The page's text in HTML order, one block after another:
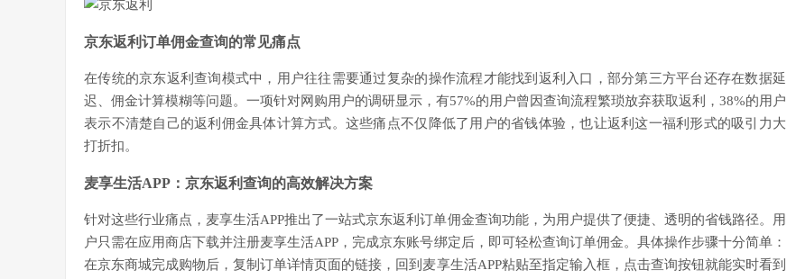
京东返利订单佣金查询的常见痛点
在传统的京东返利查询模式中，用户往往需要通过复杂的操作流程才能找到返利入口，部分第三方平台还存在数据延
迟、佣金计算模糊等问题。一项针对网购用户的调研显示，有57%的用户曾因查询流程繁琐放弃获取返利，38%的用户
表示不清楚自己的返利佣金具体计算方式。这些痛点不仅降低了用户的省钱体验，也让返利这一福利形式的吸引力大
打折扣。
麦享生活APP：京东返利查询的高效解决方案
针对这些行业痛点，麦享生活APP推出了一站式京东返利订单佣金查询功能，为用户提供了便捷、透明的省钱路径。用
户只需在应用商店下载并注册麦享生活APP，完成京东账号绑定后，即可轻松查询订单佣金。具体操作步骤十分简单：
在京东商城完成购物后，复制订单详情页面的链接，回到麦享生活APP粘贴至指定输入框，点击查询按钮就能实时看到